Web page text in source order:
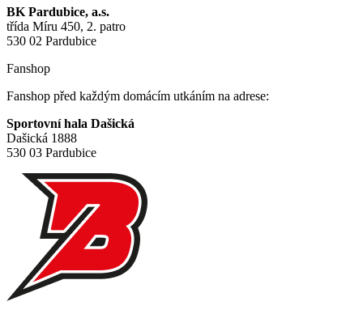
BK Pardubice, a.s.
třída Míru 450, 2. patro
530 02 Pardubice
Fanshop
Fanshop před každým domácím utkáním na adrese:
Sportovní hala Dašická
Dašická 1888
530 03 Pardubice